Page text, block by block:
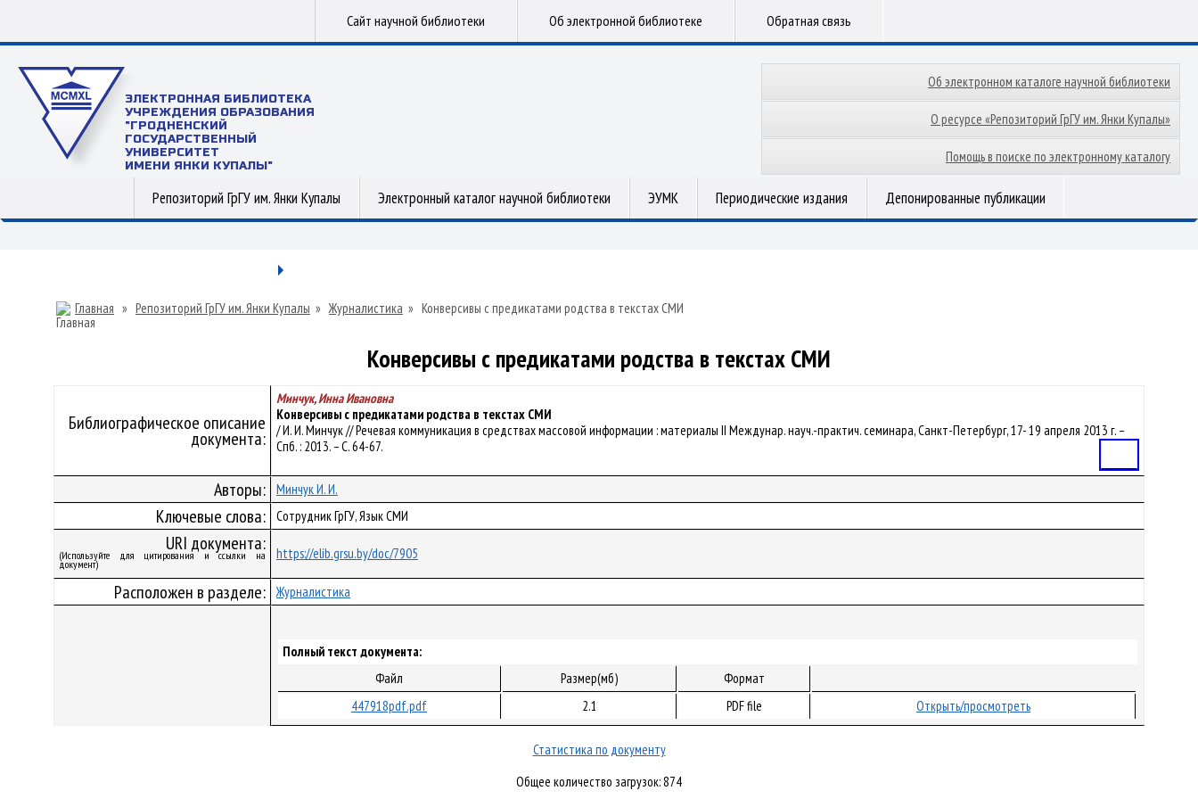
Сайт научной библиотеки Об электронной библиотеке Обратная связь
ЭЛЕКТРОННАЯ БИБЛИОТЕКА
УЧРЕЖДЕНИЯ ОБРАЗОВАНИЯ
"ГРОДНЕНСКИЙ
ГОСУДАРСТВЕННЫЙ
УНИВЕРСИТЕТ
ИМЕНИ ЯНКИ КУПАЛЫ"
Об электронном каталоге научной библиотеки
О ресурсе «Репозиторий ГрГУ им. Янки Купалы»
Помощь в поиске по электронному каталогу
Репозиторий ГрГУ им. Янки Купалы Электронный каталог научной библиотеки ЭУМК Периодические издания Депонированные публикации
Главная » Репозиторий ГрГУ им. Янки Купалы » Журналистика » Конверсивы с предикатами родства в текстах СМИ
Конверсивы с предикатами родства в текстах СМИ
Библиографическое описание
документа:
Минчук, Инна Ивановна
Конверсивы с предикатами родства в текстах СМИ
/ И. И. Минчук // Речевая коммуникация в средствах массовой информации : материалы II Междунар. науч.-практич. семинара, Санкт-Петербург, 17- 19 апреля 2013 г. –
Спб. : 2013. – С. 64-67.
Авторы: Минчук И. И.
Ключевые слова: Сотрудник ГрГУ, Язык СМИ
URI документа:
(Используйте для цитирования и ссылки на
документ)
https://elib.grsu.by/doc/7905
Расположен в разделе: Журналистика
Полный текст документа:
Файл
Размер(мб)
Формат
447918pdf.pdf
2.1 PDF file Открыть/просмотреть
Статистика по документу
Общее количество загрузок: 874